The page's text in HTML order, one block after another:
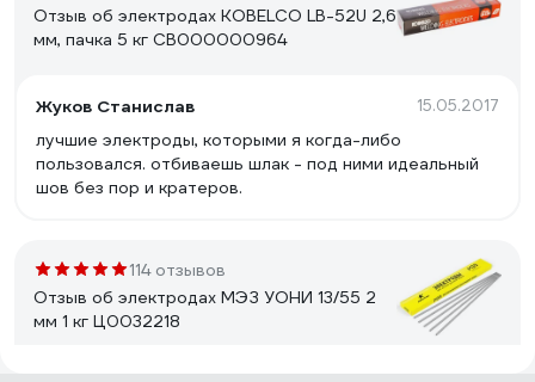
Отзыв об электродах KOBELCO LB-52U 2,6
мм, пачка 5 кг СВ000000964
Жуков Станислав 15.05.2017
лучшие электроды, которыми я когда-либо
пользовался. отбиваешь шлак - под ними идеальный
шов без пор и кратеров.
114 отзывов
Отзыв об электродах МЭЗ УОНИ 13/55 2
мм 1 кг Ц0032218